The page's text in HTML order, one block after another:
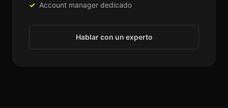
Account manager dedicado
Hablar con un experto